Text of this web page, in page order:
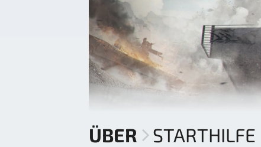
ÜBER STARTHILFE